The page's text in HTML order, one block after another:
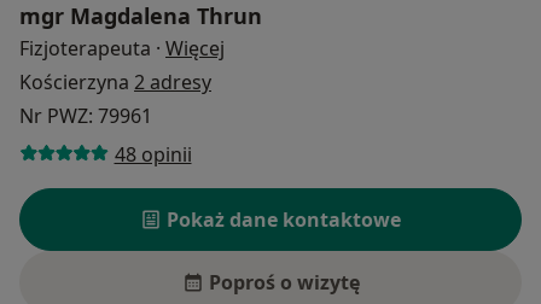
mgr Magdalena Thrun
Fizjoterapeuta · Więcej
Kościerzyna 2 adresy
Nr PWZ: 79961
48 opinii
Pokaż dane kontaktowe
Poproś o wizytę